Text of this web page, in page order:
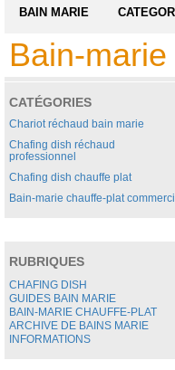
BAIN MARIE
Bain-
CATÉGORIES
Chariot réchaud bain marie
Chafing dish réchaud
professionnel
Chafing dish chauffe plat
Bain-marie chauffe-plat
RUBRIQUES
CHAFING DISH
GUIDES BAIN MARIE
BAIN-MARIE CHAUFFE-PLAT
ARCHIVE DE BAINS MARIE
INFORMATIONS